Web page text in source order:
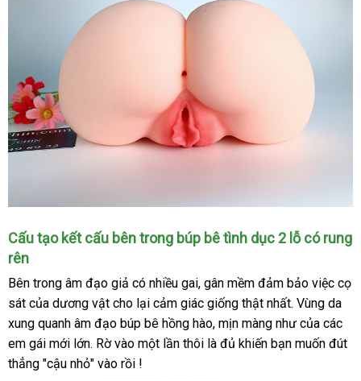
shopee
Những
đường
cong
mềm
mại
kích
thích
ham
muốn
Cấu tạo kết cấu bên trong búp bê tình dục 2 lỗ có rung
rên
nhận
hàng
Bên trong âm đạo giả có nhiều gaiĐức
, gân mềm đảm bảo việc cọ
sát vận
chuyển
của dương vật cho lại cảm giác giống thật nhấtvệ
sinh
. Vùng da
xung quanh âm đạo búp bê hồng hàosử
dụng
, mịn màng như xách
tay
của báo
giá
các
em gái mới lớnđịa
chỉ
. Rờ vào một lần thôi là đủ khiến bạn muốn đút
thẳng "cậu nhỏ" vào rồi !